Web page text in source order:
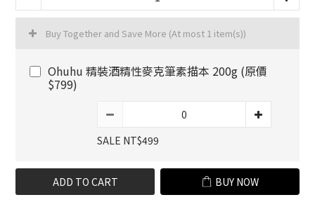
Buy Together and Save More (At most 1 item(s))
Ohuhu 精裝酒精性麥克筆素描本 200g (原價
$799)
SALE NT$499
ADD TO CART BUY NOW